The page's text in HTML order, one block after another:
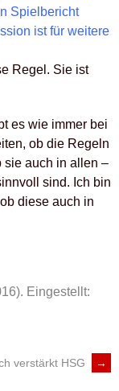
Spielbericht
ist für weitere
Regel. Sie ist
es wie immer bei
ob die Regeln
sie auch in allen –
sind. Ich bin
diese auch in
Eingestellt:
verstärkt HSG →